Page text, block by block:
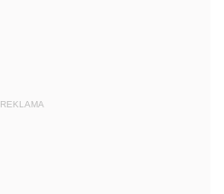
REKLAMA